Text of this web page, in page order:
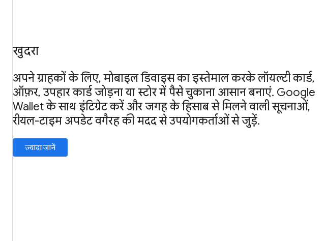
खुदरा
अपने ग्राहकों के लिए, मोबाइल डिवाइस का इस्तेमाल करके लॉयल्टी कार्ड,
ऑफ़र, उपहार कार्ड जोड़ना या स्टोर में पैसे चुकाना आसान बनाएं. Google
Wallet के साथ इंटिग्रेट करें और जगह के हिसाब से मिलने वाली सूचनाओं,
रीयल-टाइम अपडेट वगैरह की मदद से उपयोगकर्ताओं से जुड़ें.
ज़्यादा जानें